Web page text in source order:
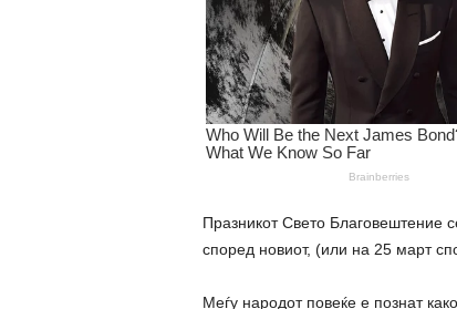
Празникот Свето Благовештение
според новиот, (или на 25 март
Меѓу народот повеќе е познат